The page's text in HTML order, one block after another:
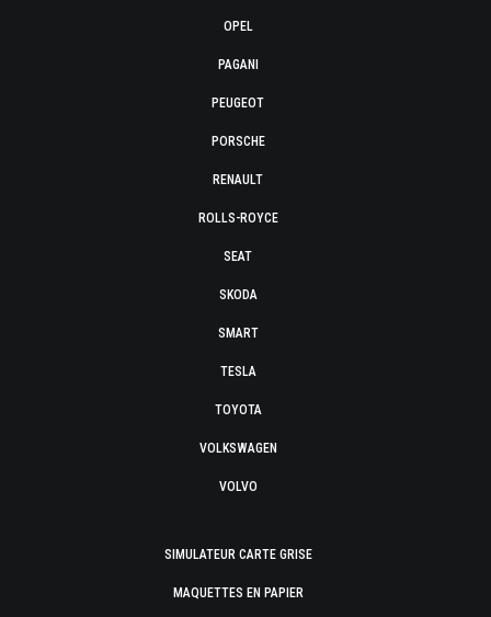
OPEL
PAGANI
PEUGEOT
PORSCHE
RENAULT
ROLLS-ROYCE
SEAT
SKODA
SMART
TESLA
TOYOTA
VOLKSWAGEN
VOLVO
SIMULATEUR CARTE GRISE
MAQUETTES EN PAPIER